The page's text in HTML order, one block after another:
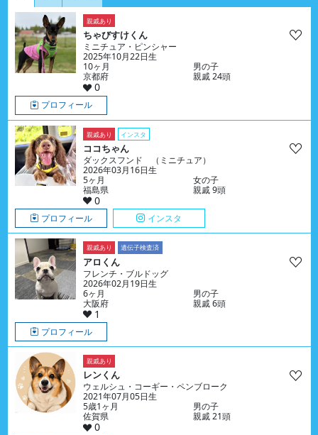
親戚あり
ちゃびすけくん
ミニチュア・ピンシャー
2025年10月22日生
10ヶ月
男の子
京都府
親戚 24頭
0
プロフィール
親戚あり インスタ
ココちゃん
ダックスフンド （ミニチュア）
2026年03月16日生
5ヶ月
女の子
福島県
親戚 9頭
0
プロフィール インスタ
親戚あり 遺伝子検査済
アロくん
フレンチ・ブルドッグ
2026年02月19日生
6ヶ月
男の子
大阪府
親戚 6頭
1
プロフィール
親戚あり
レンくん
ウェルシュ・コーギー・ペンブローク
2021年07月05日生
5歳1ヶ月
男の子
佐賀県
親戚 21頭
0